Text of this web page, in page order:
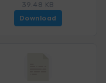
39.48 KB
Download